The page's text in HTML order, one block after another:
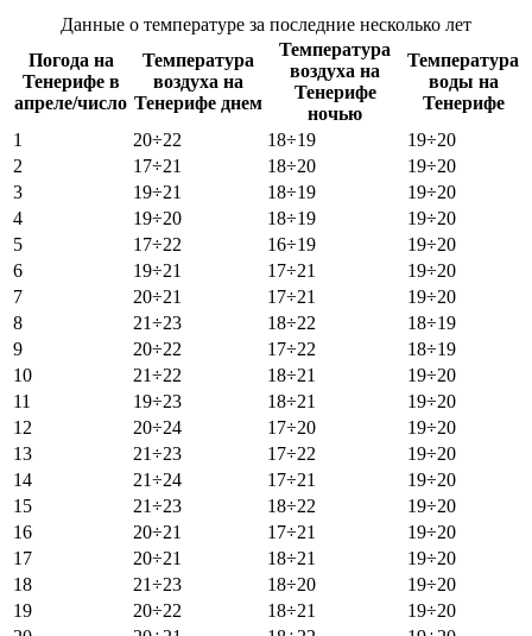
Данные о температуре за последние несколько лет
Погода на
Тенерифе в
апреле/число
Температура
воздуха на
Тенерифе днем
Температура
воздуха на
Тенерифе
ночью
Температура
воды на
Тенерифе
1
20÷22 18÷19
19÷20
2
17÷21 18÷20
19÷20
3
19÷21 18÷19
19÷20
4
19÷20 18÷19
19÷20
5
17÷22 16÷19
19÷20
6
19÷21 17÷21
19÷20
7
20÷21 17÷21
19÷20
8
21÷23 18÷22
18÷19
9
20÷22 17÷22
18÷19
10
21÷22 18÷21
19÷20
11
19÷23 18÷21
19÷20
12
20÷24 17÷20
19÷20
13
21÷23 17÷22
19÷20
14
21÷24 17÷21
19÷20
15
21÷23 18÷22
19÷20
16
20÷21 17÷21
19÷20
17
20÷21 18÷21
19÷20
18
21÷23 18÷20
19÷20
19
20÷22 18÷21
19÷20